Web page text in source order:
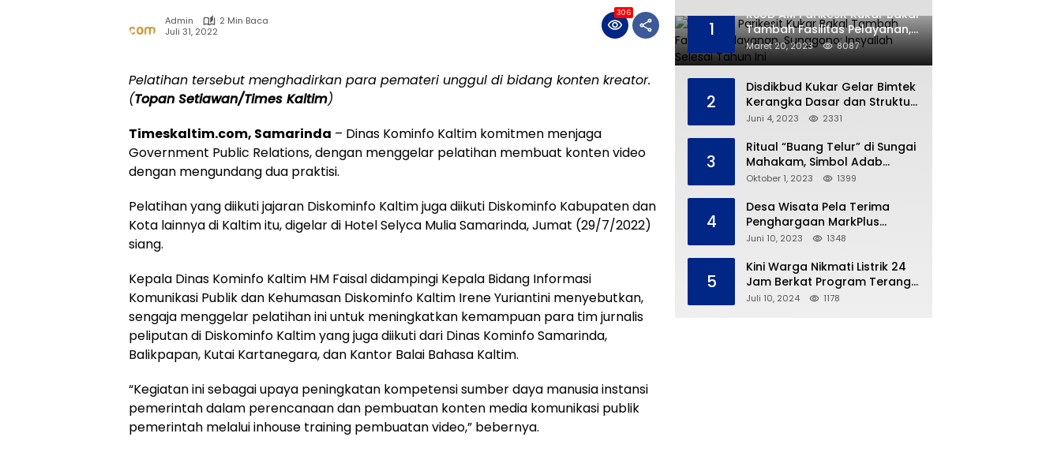
Admin
2 Min Baca
Juli 31, 2022
306
Pelatihan tersebut menghadirkan para pemateri unggul di bidang konten kreator.
(Topan Setiawan/Times Kaltim)
Timeskaltim.com, Samarinda – Dinas Kominfo Kaltim komitmen menjaga
Government Public Relations, dengan menggelar pelatihan membuat konten video
dengan mengundang dua praktisi.
Pelatihan yang diikuti jajaran Diskominfo Kaltim juga diikuti Diskominfo Kabupaten dan
Kota lainnya di Kaltim itu, digelar di Hotel Selyca Mulia Samarinda, Jumat (29/7/2022)
siang.
Kepala Dinas Kominfo Kaltim HM Faisal didampingi Kepala Bidang Informasi
Komunikasi Publik dan Kehumasan Diskominfo Kaltim Irene Yuriantini menyebutkan,
sengaja menggelar pelatihan ini untuk meningkatkan kemampuan para tim jurnalis
peliputan di Diskominfo Kaltim yang juga diikuti dari Dinas Kominfo Samarinda,
Balikpapan, Kutai Kartanegara, dan Kantor Balai Bahasa Kaltim.
“Kegiatan ini sebagai upaya peningkatan kompetensi sumber daya manusia instansi
pemerintah dalam perencanaan dan pembuatan konten media komunikasi publik
pemerintah melalui inhouse training pembuatan video,” bebernya.
1
RSUD AM Parikesit Kukar Bakal
Tambah Fasilitas Pelayanan,
Sunggono: Insyallah Selesai
Tahun Ini
Maret 20, 2023 8087
2
Disdikbud Kukar Gelar Bimtek
Kerangka Dasar dan Struktur
Kurikulum Merdeka
Juni 4, 2023 2331
3
Ritual “Buang Telur” di Sungai
Mahakam, Simbol Adab
Tradisi Ngulur Naga
Oktober 1, 2023 1399
4
Desa Wisata Pela Terima
Penghargaan MarkPlus
Tourism
Juni 10, 2023 1348
5
Kini Warga Nikmati Listrik 24
Jam Berkat Program Terang
Kampung Ku
Juli 10, 2024 1178